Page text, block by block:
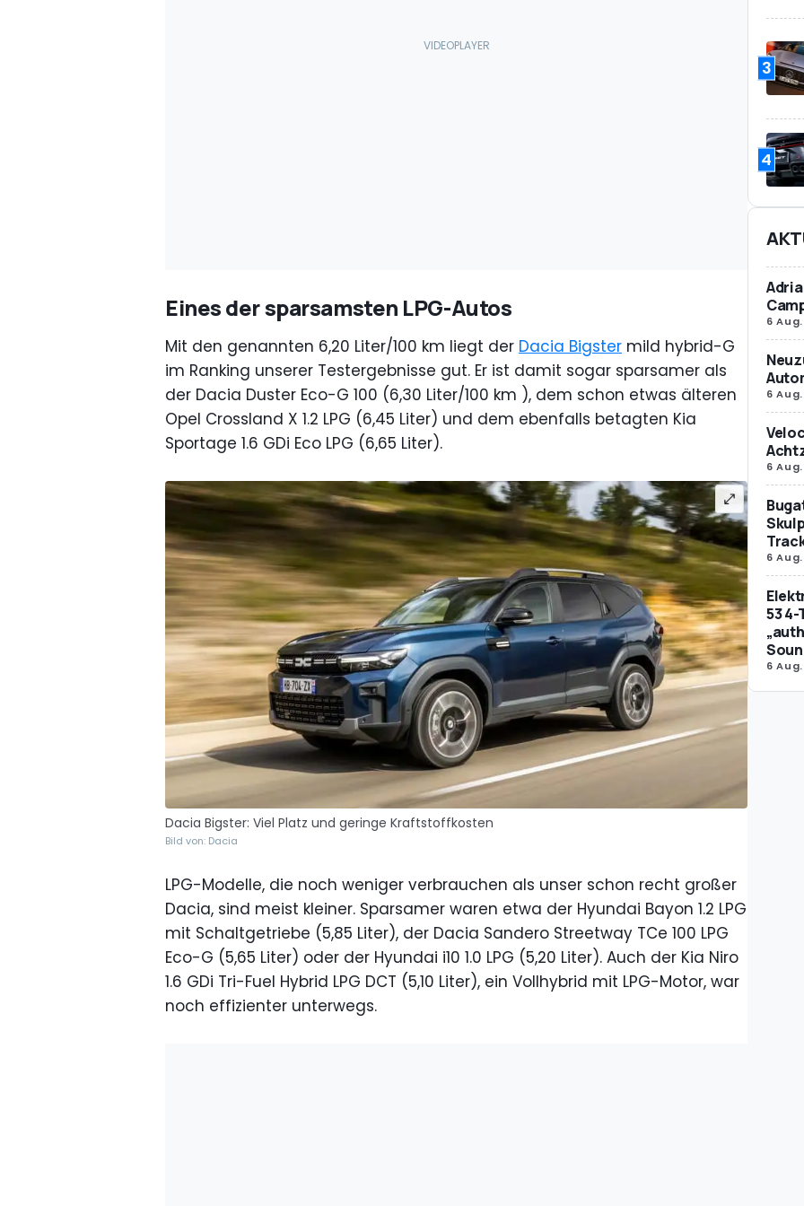
Eines der sparsamsten LPG-Autos
Mit den genannten 6,20 Liter/100 km liegt der Dacia Bigster mild hybrid-G
im Ranking unserer Testergebnisse gut. Er ist damit sogar sparsamer als
der Dacia Duster Eco-G 100 (6,30 Liter/100 km ), dem schon etwas älteren
Opel Crossland X 1.2 LPG (6,45 Liter) und dem ebenfalls betagten Kia
Sportage 1.6 GDi Eco LPG (6,65 Liter).
Dacia Bigster: Viel Platz und geringe Kraftstoffkosten
Bild von: Dacia
LPG-Modelle, die noch weniger verbrauchen als unser schon recht großer
Dacia, sind meist kleiner. Sparsamer waren etwa der Hyundai Bayon 1.2 LPG
mit Schaltgetriebe (5,85 Liter), der Dacia Sandero Streetway TCe 100 LPG
Eco-G (5,65 Liter) oder der Hyundai i10 1.0 LPG (5,20 Liter). Auch der Kia Niro
1.6 GDi Tri-Fuel Hybrid LPG DCT (5,10 Liter), ein Vollhybrid mit LPG-Motor, war
noch effizienter unterwegs.
3
4
6 Aug.
6 Aug.
6 Aug.
6 Aug.
53
6 Aug.